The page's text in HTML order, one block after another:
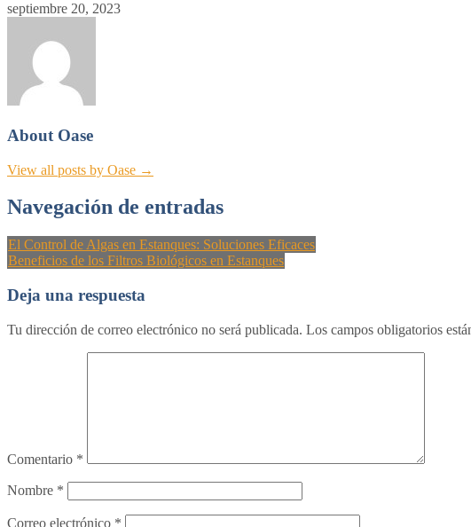
septiembre 20, 2023
About Oase
View all posts by Oase →
Navegación de entradas
El Control de Algas en Estanques: Soluciones Eficaces
Beneficios de los Filtros Biológicos en Estanques
Deja una respuesta
Tu dirección de correo electrónico no será publicada. Los campos obligatorios
Comentario *
Nombre *
Correo electrónico *